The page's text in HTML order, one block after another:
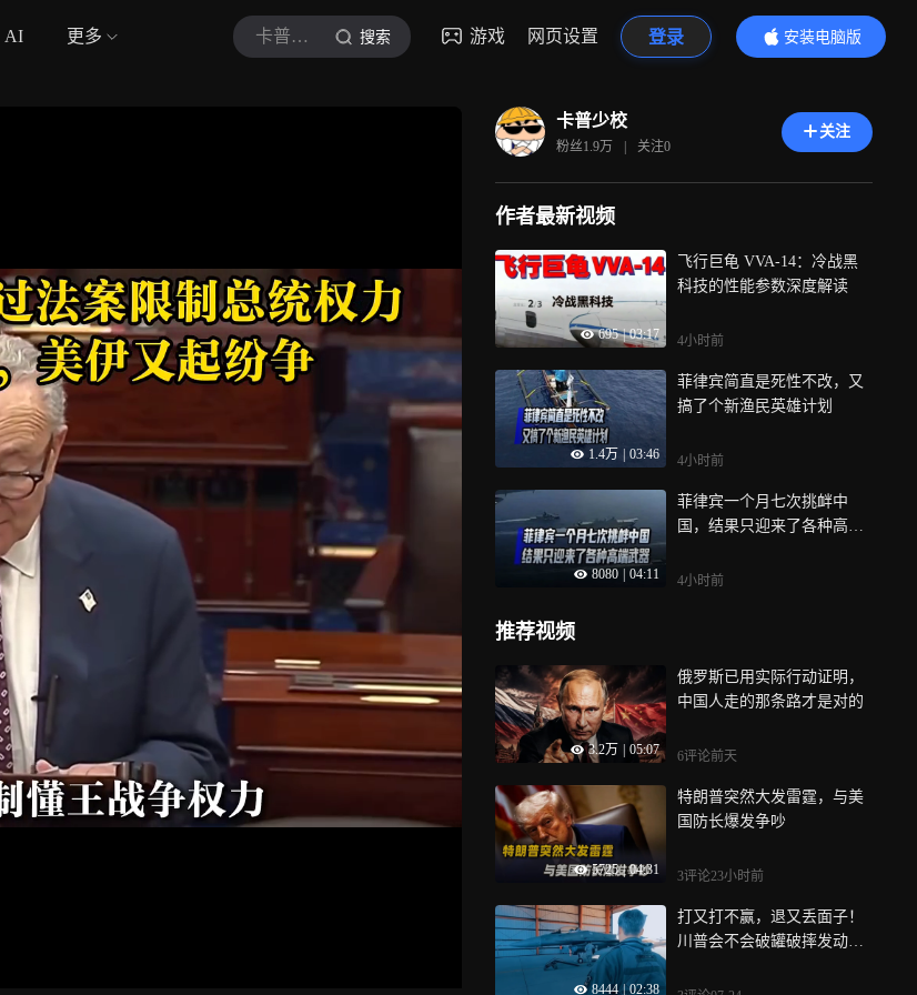
AI 更多 卡普少校 搜索 游戏 网页设置 登录
安装电脑版
内容更精彩
卡普少校
粉丝1.9万 | 关注0
关注
作者最新视频
695 | 03:17
飞行巨龟 VVA-14：冷战黑
科技的性能参数深度解读
4小时前
1.4万 03:46
菲律宾简直是死性不改，又
搞了个新渔民英雄计划
4小时前
8080 04:11
菲律宾一个月七次挑衅中
国，结果只迎来了各种高端
4小时前
推荐视频
3.2万 05:07
俄罗斯已用实际行动证明，
中国人走的那条路才是对的
6评论前天
5725 | 04:31
特朗普突然大发雷霆，与美
国防长爆发争吵
3评论23小时前
8444 | 02:38
打又打不赢，退又丢面子！
川普会不会破罐破摔发动全